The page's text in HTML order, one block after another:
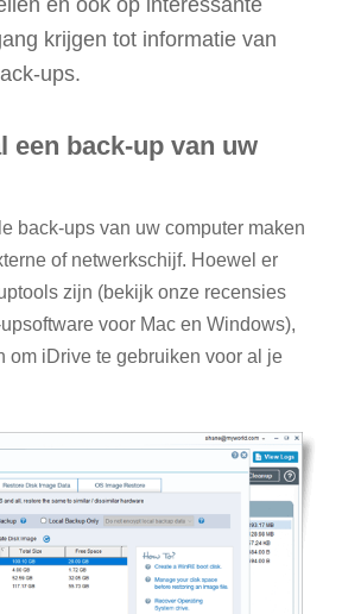
en ook op interessante
krijgen tot informatie van
ups.
een back-up van uw
back-ups van uw computer maken
of netwerkschijf. Hoewel er
zijn (bekijk onze recensies
voor Mac en Windows),
om iDrive te gebruiken voor al je